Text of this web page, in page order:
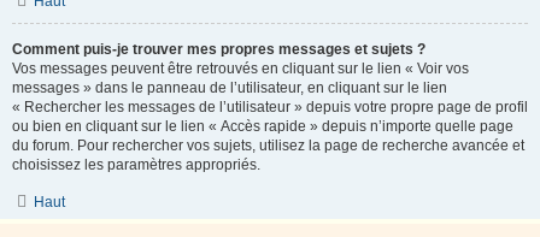
Comment puis-je trouver mes propres messages et sujets ?
Vos messages peuvent être retrouvés en cliquant sur le lien « Voir vos
messages » dans le panneau de l’utilisateur, en cliquant sur le lien
« Rechercher les messages de l’utilisateur » depuis votre propre page de profil
ou bien en cliquant sur le lien « Accès rapide » depuis n’importe quelle page
du forum. Pour rechercher vos sujets, utilisez la page de recherche avancée et
choisissez les paramètres appropriés.
Haut